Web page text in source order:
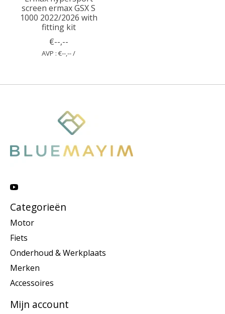
screen ermax GSX S
1000 2022/2026 with
fitting kit
€--,--
AVP : €--,-- /
Categorieën
Motor
Fiets
Onderhoud & Werkplaats
Merken
Accessoires
Mijn account